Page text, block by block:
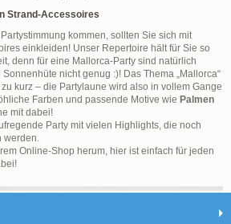
Strand-Accessoires
kommen, sollten Sie sich mit
einkleiden! Unser Repertoire hält für Sie so
denn für eine Mallorca-Party sind natürlich
nicht genug :)! Das Thema „Mallorca“
kurz – die Partylaune wird also in vollem Gange
Farben und passende Motive wie Palmen
mit dabei!
Party mit vielen Highlights, die noch
Online-Shop herum, hier ist einfach für jeden